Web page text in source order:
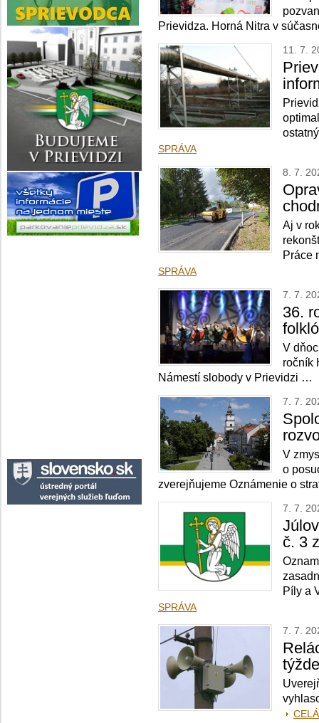
Prievidza. Horná Nitra v
11. 7.
SPRÁVA
8. 7.
Aj v
Práce
SPRÁVA
7. 7.
36.
V
ročník
Námestí slobody v Prievidzi …
7. 7.
V
o
zverejňujeme Oznámenie o
7. 7.
č. 3
Píly a
SPRÁVA
7. 7.